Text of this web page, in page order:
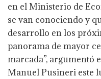
en el Ministerio de
se van conociendo y
desarrollo en los
panorama de mayor
marcada”, argumentó
Manuel Pusineri este